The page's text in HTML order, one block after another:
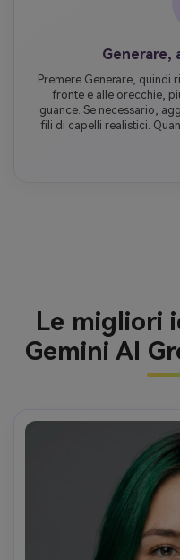
Generare,
Premere Generare, quindi
fronte e alle orecchie,
guance. Se necessario,
fili di capelli realistici.
Le migliori
Gemini AI